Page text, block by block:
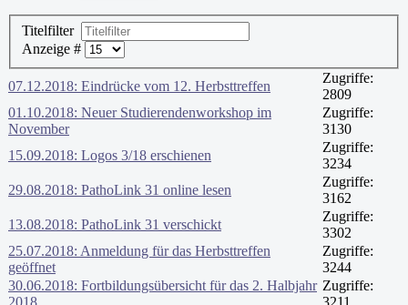
Titelfilter
Anzeige #
07.12.2018: Eindrücke vom 12. Herbsttreffen
Zugriffe:
2809
01.10.2018: Neuer Studierendenworkshop im
November
Zugriffe:
3130
15.09.2018: Logos 3/18 erschienen
Zugriffe:
3234
29.08.2018: PathoLink 31 online lesen
Zugriffe:
3162
13.08.2018: PathoLink 31 verschickt
Zugriffe:
3302
25.07.2018: Anmeldung für das Herbsttreffen
geöffnet
Zugriffe:
3244
30.06.2018: Fortbildungsübersicht für das 2. Halbjahr
2018
Zugriffe:
3211